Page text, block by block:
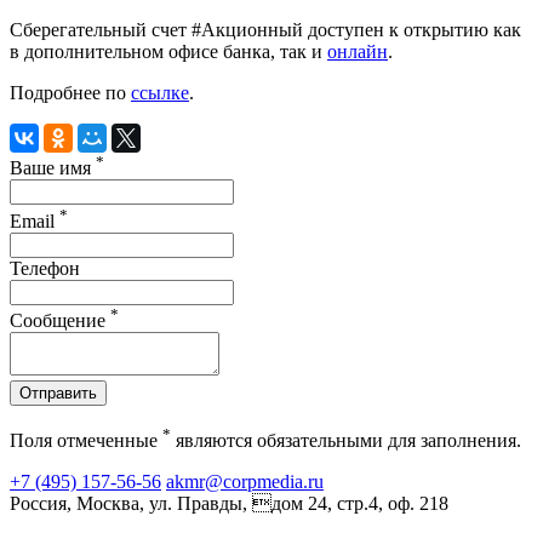
Сберегательный счет #Акционный доступен к открытию как
в дополнительном офисе банка, так и онлайн.
Подробнее по ссылке.
Ваше имя *
Email *
Телефон
Сообщение *
Отправить
Поля отмеченные * являются обязательными для заполнения.
+7 (495) 157-56-56 akmr@corpmedia.ru
Россия, Москва, ул. Правды, дом 24, стр.4, оф. 218